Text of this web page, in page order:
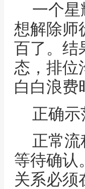
一个
想解除师
百了。结
态，排位
白白浪费
正确示
正常
等待确认
关系必须